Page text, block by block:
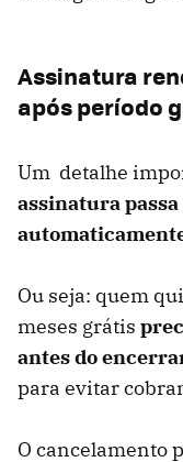
Assinatura
após período
Um detalhe
assinatura
Ou seja: quem
meses grátis
antes do
para evitar
O cancelamento